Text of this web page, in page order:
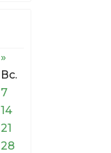
»
Вс.
7
14
21
28